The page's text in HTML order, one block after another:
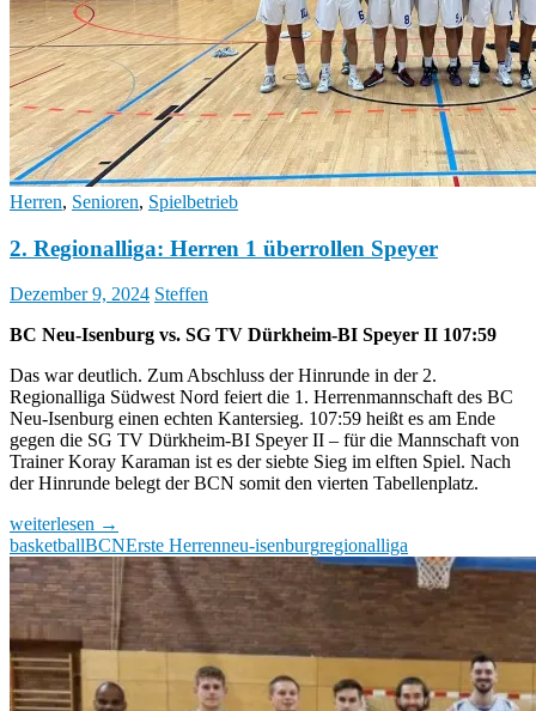
Herren, Senioren, Spielbetrieb
2. Regionalliga: Herren 1 überrollen Speyer
Dezember 9, 2024 Steffen
BC Neu-Isenburg vs. SG TV Dürkheim-BI Speyer II 107:59
Das war deutlich. Zum Abschluss der Hinrunde in der 2.
Regionalliga Südwest Nord feiert die 1. Herrenmannschaft des BC
Neu-Isenburg einen echten Kantersieg. 107:59 heißt es am Ende
gegen die SG TV Dürkheim-BI Speyer II – für die Mannschaft von
Trainer Koray Karaman ist es der siebte Sieg im elften Spiel. Nach
der Hinrunde belegt der BCN somit den vierten Tabellenplatz.
2.
Regionalliga:
Herren
1
überrollen
weiterlesen →
basketballBCNErste Herrenneu-isenburgregionalliga